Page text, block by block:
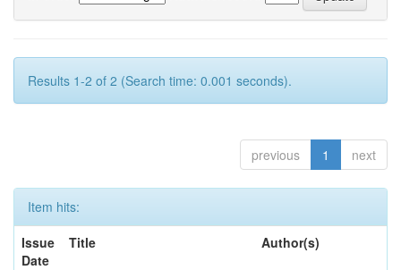
Results 1-2 of 2 (Search time: 0.001 seconds).
previous 1 next
Item hits:
Issue
Date
Title Author(s)